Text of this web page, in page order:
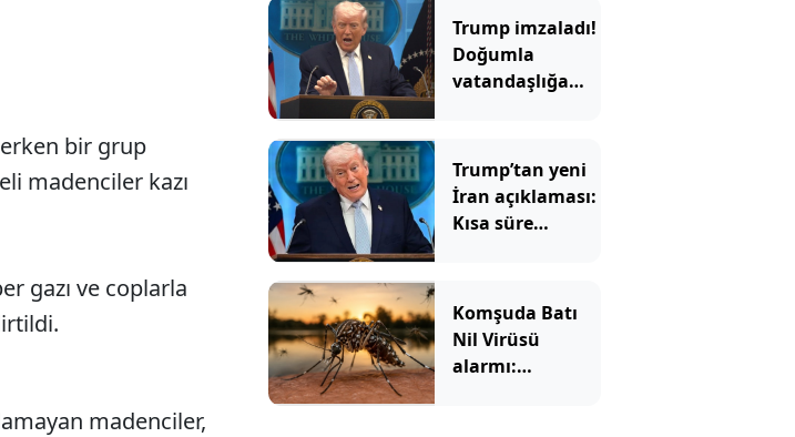
bir grup
madenciler kazı
gazı ve coplarla
madenciler,
Trump imzaladı!
Doğumla
vatandaşlığa
Trump’tan yeni
İran açıklaması:
Kısa süre
Komşuda Batı
Nil Virüsü
alarmı: